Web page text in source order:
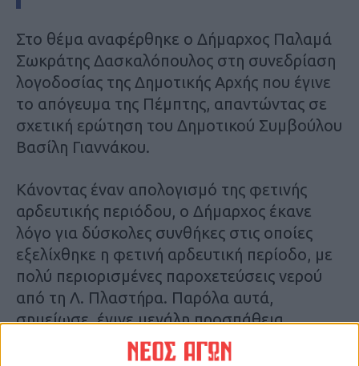
Στο θέμα αναφέρθηκε ο Δήμαρχος Παλαμά
Σωκράτης Δασκαλόπουλος στη συνεδρίαση
λογοδοσίας της Δημοτικής Αρχής που έγινε
το απόγευμα της Πέμπτης, απαντώντας σε
σχετική ερώτηση του Δημοτικού Συμβούλου
Βασίλη Γιαννάκου.
Κάνοντας έναν απολογισμό της φετινής
αρδευτικής περιόδου, ο Δήμαρχος έκανε
λόγο για δύσκολες συνθήκες στις οποίες
εξελίχθηκε η φετινή αρδευτική περίοδο, με
πολύ περιορισμένες παροχετεύσεις νερού
από τη Λ. Πλαστήρα. Παρόλα αυτά,
σημείωσε, έγινε μεγάλη προσπάθεια
προκειμένου να αρδευτεί το σύνολο των